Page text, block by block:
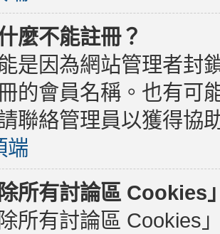
麼不能註冊？
是因為網站管理者封
的會員名稱。也有可
聯絡管理員以獲得協
端
除所有討論區 Cookies
除所有討論區 Cookies